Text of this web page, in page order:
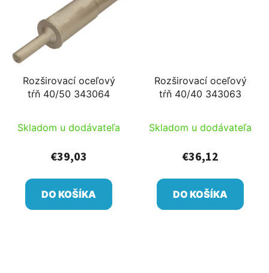
Rozširovací oceľový
tŕň 40/50 343064
Skladom u dodávateľa
€39,03
DO KOŠÍKA
Rozširovací oceľový
tŕň 40/40 343063
Skladom u dodávateľa
€36,12
DO KOŠÍKA